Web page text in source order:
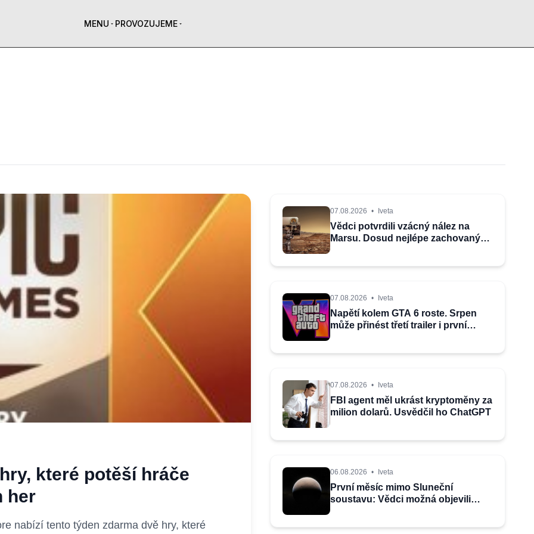
MENU PROVOZUJEME
které potěší hráče
her
nabízí tento týden zdarma dvě hry, které
07.08.2026 • Iveta
Vědci potvrdili vzácný nález na
Marsu. Dosud nejlépe zachovaný
07.08.2026 • Iveta
Napětí kolem GTA 6 roste. Srpen
může přinést třetí trailer i první
07.08.2026 • Iveta
FBI agent měl ukrást kryptoměny za
milion dolarů. Usvědčil ho ChatGPT
06.08.2026 • Iveta
První měsíc mimo Sluneční
soustavu: Vědci možná objevili